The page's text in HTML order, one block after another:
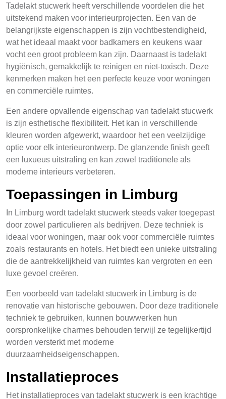
Tadelakt stucwerk heeft verschillende voordelen die het
uitstekend maken voor interieurprojecten. Een van de
belangrijkste eigenschappen is zijn vochtbestendigheid,
wat het ideaal maakt voor badkamers en keukens waar
vocht een groot probleem kan zijn. Daarnaast is tadelakt
hygiënisch, gemakkelijk te reinigen en niet-toxisch. Deze
kenmerken maken het een perfecte keuze voor woningen
en commerciële ruimtes.
Een andere opvallende eigenschap van tadelakt stucwerk
is zijn esthetische flexibiliteit. Het kan in verschillende
kleuren worden afgewerkt, waardoor het een veelzijdige
optie voor elk interieurontwerp. De glanzende finish geeft
een luxueus uitstraling en kan zowel traditionele als
moderne interieurs verbeteren.
Toepassingen in Limburg
In Limburg wordt tadelakt stucwerk steeds vaker toegepast
door zowel particulieren als bedrijven. Deze techniek is
ideaal voor woningen, maar ook voor commerciële ruimtes
zoals restaurants en hotels. Het biedt een unieke uitstraling
die de aantrekkelijkheid van ruimtes kan vergroten en een
luxe gevoel creëren.
Een voorbeeld van tadelakt stucwerk in Limburg is de
renovatie van historische gebouwen. Door deze traditionele
techniek te gebruiken, kunnen bouwwerken hun
oorspronkelijke charmes behouden terwijl ze tegelijkertijd
worden versterkt met moderne
duurzaamheidseigenschappen.
Installatieproces
Het installatieproces van tadelakt stucwerk is een krachtige